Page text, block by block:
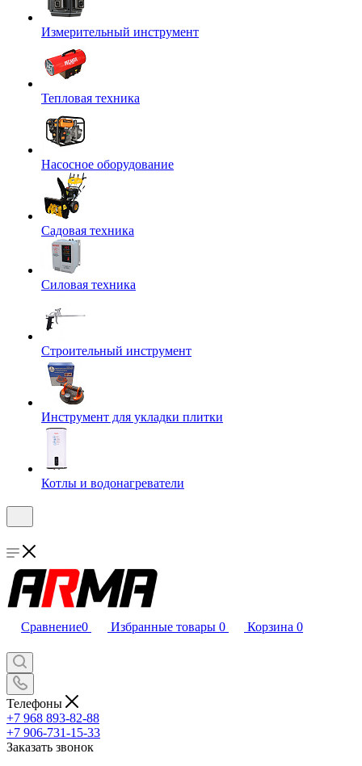
Измерительный инструмент
Тепловая техника
Насосное оборудование
Садовая техника
Силовая техника
Строительный инструмент
Инструмент для укладки плитки
Котлы и водонагреватели
Сравнение0 Избранные товары 0 Корзина 0
Телефоны
+7 968 893-82-88
+7 906-731-15-33
Заказать звонок